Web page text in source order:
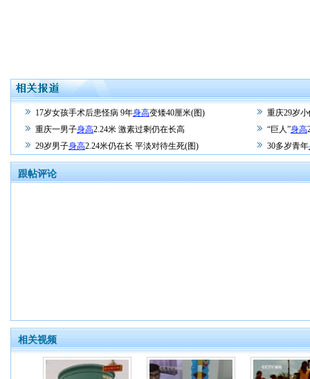
17岁女孩手术后患怪病 9年身高变矮40厘米(图)
重庆29岁
重庆一男子身高2.24米 激素过剩仍在长高 “巨人”身高
29岁男子身高2.24米仍在长 平淡对待生死(图) 30多岁青年
跟帖评论
相关视频